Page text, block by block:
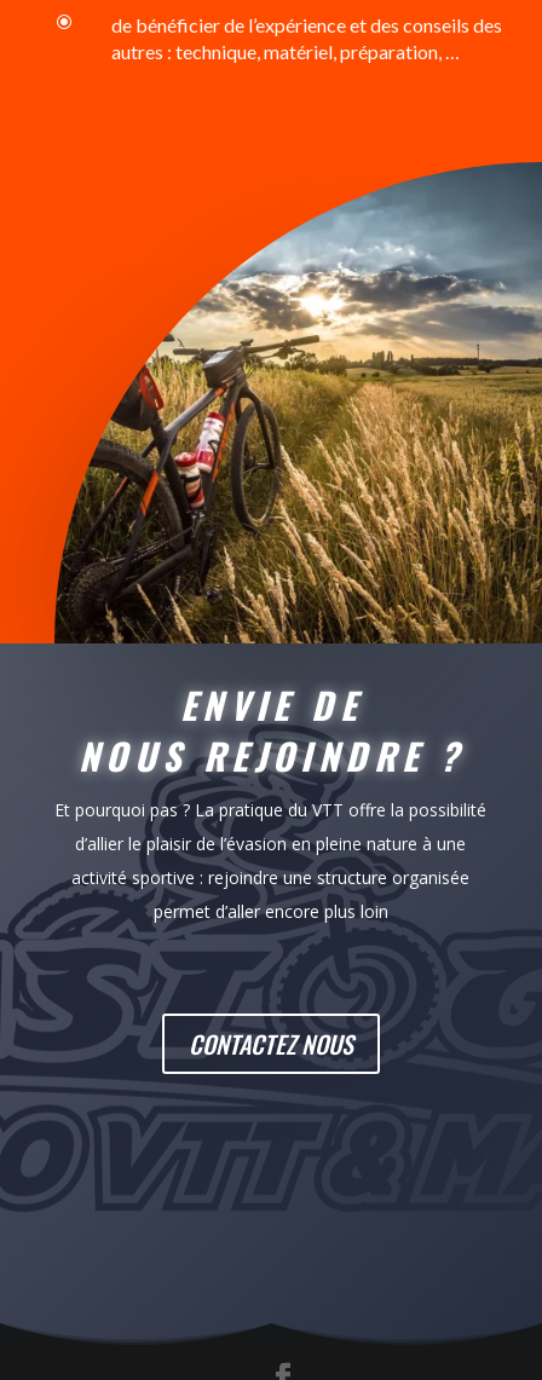
\
de bénéficier de l’expérience et des conseils des
autres : technique, matériel, préparation, …
ENVIE DE
NOUS REJOINDRE ?
Et pourquoi pas ? La pratique du VTT offre la possibilité
d’allier le plaisir de l’évasion en pleine nature à une
activité sportive : rejoindre une structure organisée
permet d’aller encore plus loin
CONTACTEZ NOUS